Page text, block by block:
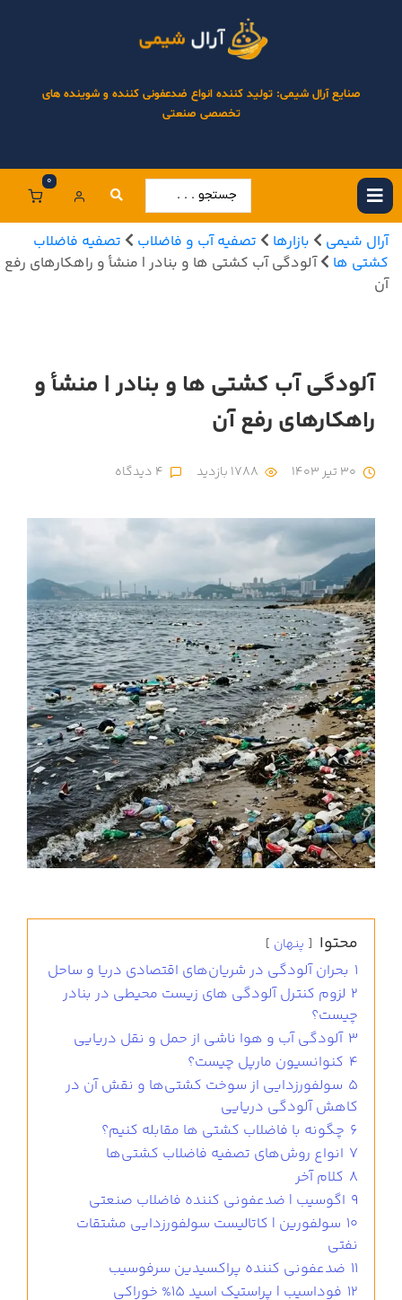
صنایع آرال شیمی: تولید کننده انواع ضدعفونی کننده و شوینده های
تخصصی صنعتی
0
آرال شیمی بازارها تصفیه آب و فاضلاب
تصفیه فاضلاب
کشتی ها
آلودگی آب کشتی ها و بنادر | منشأ و راهکارهای رفع
آن
آلودگی آب کشتی ها و بنادر | منشأ و
راهکارهای رفع آن
محتوا پنهان
1 بحران آلودگی در شریان‌های اقتصادی دریا و ساحل
2 لزوم کنترل آلودگی های زیست محیطی در بنادر
چیست؟
3 آلودگی آب و هوا ناشی از حمل و نقل دریایی
4 کنوانسیون مارپل چیست؟
5 سولفورزدایی از سوخت کشتی‌ها و نقش آن در
کاهش آلودگی دریایی
6 چگونه با فاضلاب کشتی ها مقابله کنیم؟
7 انواع روش‌های تصفیه فاضلاب کشتی‌ها
8 کلام آخر
9 اگوسیب | ضدعفونی کننده فاضلاب صنعتی
10 سولفورین | کاتالیست سولفورزدایی مشتقات
نفتی
11 ضدعفونی کننده پراکسیدین سرفوسیب
12 فوداسیب | پراستیک اسید 15% خوراکی